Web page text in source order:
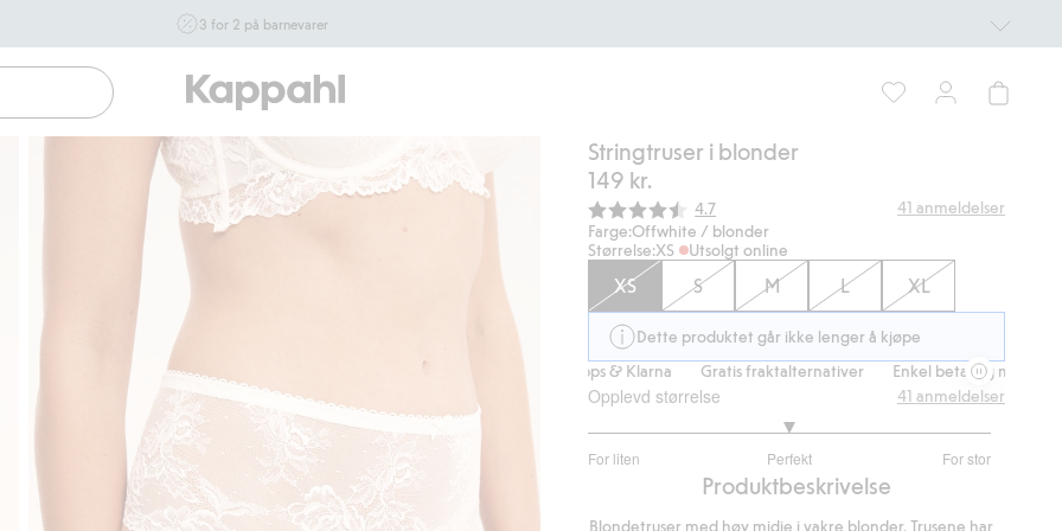
3 for 2 på barnevarer
inngår i tilbudet tom. 17/8 i butikk & online for deg som er
eller blir medlem. Kan ikke kombineres med andre tilbud
eller rabatter.
Handle nå
Stringtruser i blonder
149 kr.
Gjennomsnittskarakter:
4.7 41 anmeldelser
Farge:Offwhite / blonder
Størrelse:XS Utsolgt online
XS S M L XL
Dette produktet går ikke lenger å kjøpe
Gratis fraktalternativer
Enkel betaling med Vipps & Klarna Gratis fraktalternativer Enkel betaling med Vipps &
Opplevd størrelse
For liten Perfekt For stor
av
41 anmeldelser
Produktbeskrivelse
Blondetruser med høy midje i vakre blonder. Trusene har